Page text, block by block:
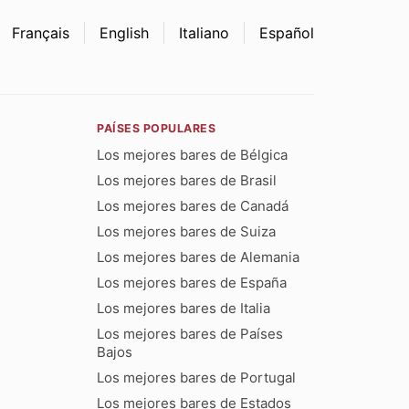
Français English Italiano Español
PAÍSES POPULARES
Los mejores bares de Bélgica
Los mejores bares de Brasil
Los mejores bares de Canadá
Los mejores bares de Suiza
Los mejores bares de Alemania
Los mejores bares de España
Los mejores bares de Italia
Los mejores bares de Países
Bajos
Los mejores bares de Portugal
Los mejores bares de Estados